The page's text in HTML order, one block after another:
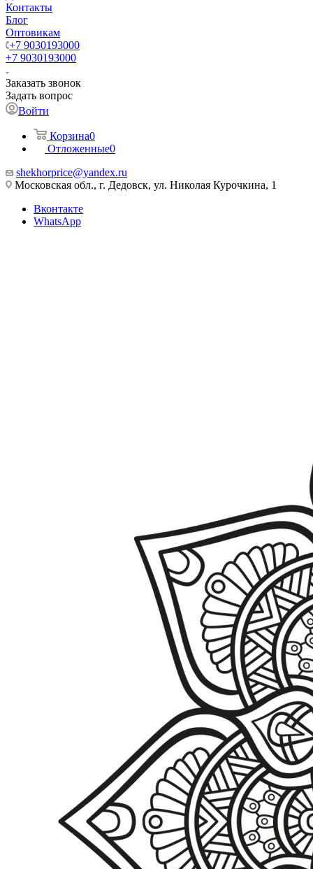
Контакты
Блог
Оптовикам
+7 9030193000
+7 9030193000
Заказать звонок
Задать вопрос
Войти
Корзина0
Отложенные0
shekhorprice@yandex.ru
Московская обл., г. Дедовск, ул. Николая Курочкина, 1
Вконтакте
WhatsApp